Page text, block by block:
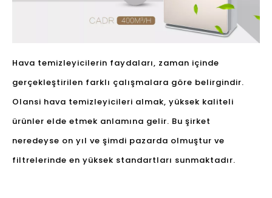
Hava temizleyicilerin faydaları, zaman içinde
gerçekleştirilen farklı çalışmalara göre belirgindir.
Olansi hava temizleyicileri almak, yüksek kaliteli
ürünler elde etmek anlamına gelir. Bu şirket
neredeyse on yıl ve şimdi pazarda olmuştur ve
filtrelerinde en yüksek standartları sunmaktadır.